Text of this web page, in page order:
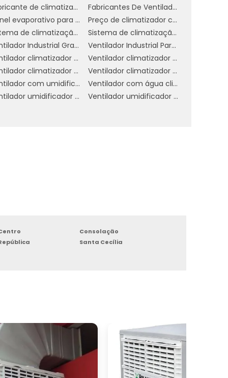
Fabricante de climatizador industrial
Fabricantes De Ventiladores Industriais
Painel evaporativo para climatizador
Preço de climatizador com névoa
Sistema de climatização evaporativa
Sistema de climatização industrial
Ventilador Industrial Grande
Ventilador Industrial Para Galpão
Ventilador climatizador de coluna
Ventilador climatizador de parede
Ventilador climatizador umidificador parede industrial
Ventilador climatizador água
Ventilador com umidificador industrial
Ventilador com água climatizador
Ventilador umidificador climatizador de ar com água
Ventilador umidificador de ar industrial
Consolação
Santa Cecília